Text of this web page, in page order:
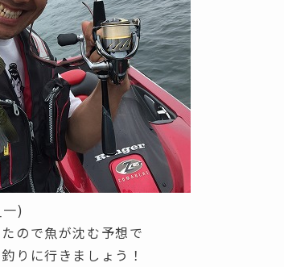
)
ので魚が沈む予想で
りに行きましょう！